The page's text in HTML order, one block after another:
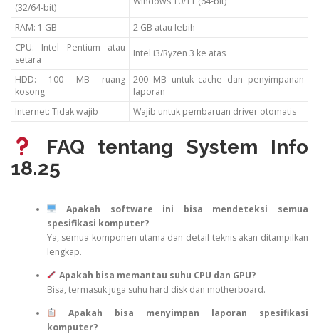
(32/64-bit)
RAM: 1 GB
2 GB atau lebih
CPU: Intel Pentium atau
setara
Intel i3/Ryzen 3 ke atas
HDD: 100 MB ruang
kosong
200 MB untuk cache dan penyimpanan
laporan
Internet: Tidak wajib
Wajib untuk pembaruan driver otomatis
FAQ tentang System Info
18.25
Apakah software ini bisa mendeteksi semua
spesifikasi komputer?
Ya, semua komponen utama dan detail teknis akan ditampilkan
lengkap.
Apakah bisa memantau suhu CPU dan GPU?
Bisa, termasuk juga suhu hard disk dan motherboard.
Apakah bisa menyimpan laporan spesifikasi
komputer?